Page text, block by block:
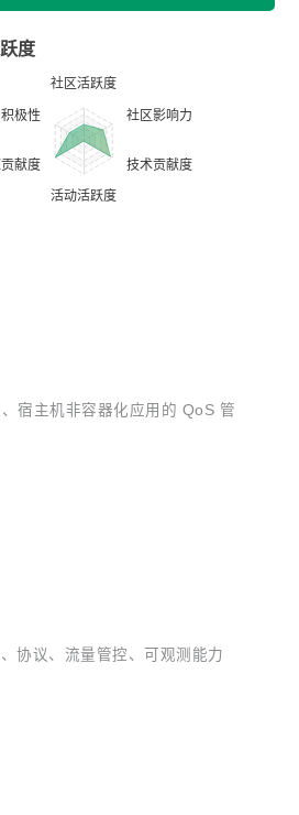
度
宿主机非容器化应用的 QoS 管
协议、流量管控、可观测能力